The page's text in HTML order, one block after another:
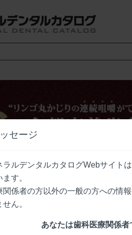
セージ
ラルデンタルカタログWebサイト
す。
関係者の方以外の一般の方への情
ん。
あなたは歯科医療関係者
新製品